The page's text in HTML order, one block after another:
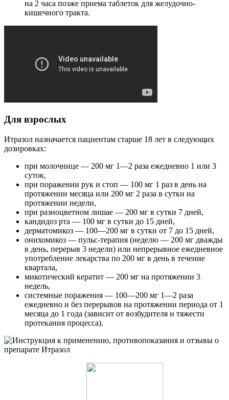
на 2 часа позже приема таблеток для желудочно-
кишечного тракта.
Для взрослых
Итразол назначается пациентам старше 18 лет в следующих
дозировках:
при молочнице — 200 мг 1—2 раза ежедневно 1 или 3
суток,
при поражении рук и стоп — 100 мг 1 раз в день на
протяжении месяца или 200 мг 2 раза в сутки на
протяжении недели,
при разноцветном лишае — 200 мг в сутки 7 дней,
кандидоз рта — 100 мг в сутки до 15 дней,
дерматомикоз — 100—200 мг в сутки от 7 до 15 дней,
онихомикоз — пульс-терапия (неделю — 200 мг дважды
в день, перерыв 3 недели) или непрерывное ежедневное
употребление лекарства по 200 мг в день в течение
квартала,
микотический кератит — 200 мг на протяжении 3
недель,
системные поражения — 100—200 мг 1—2 раза
ежедневно и без перерывов на протяжении периода от 1
месяца до 1 года (зависит от возбудителя и тяжести
протекания процесса).